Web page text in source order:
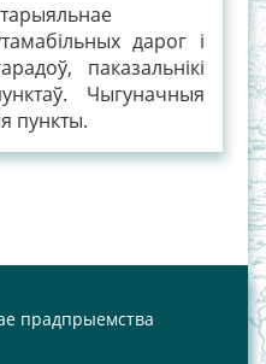
дарог і
паказальнікі
Чыгуначныя
пункты.
прадпрыемства